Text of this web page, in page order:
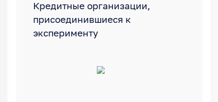
Кредитные организации,
присоединившиеся к
эксперименту